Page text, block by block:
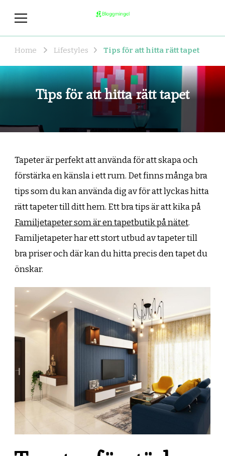
Home Lifestyles Tips för att hitta rätt tapet
Tips för att hitta rätt tapet
Tapeter är perfekt att använda för att skapa och
förstärka en känsla i ett rum. Det finns många bra
tips som du kan använda dig av för att lyckas hitta
rätt tapeter till ditt hem. Ett bra tips är att kika på
Familjetapeter som är en tapetbutik på nätet.
Familjetapeter har ett stort utbud av tapeter till
bra priser och där kan du hitta precis den tapet du
önskar.